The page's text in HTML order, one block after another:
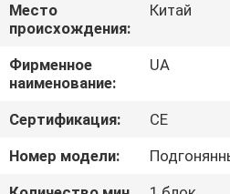
О
НАС
ПУТЕШЕСТВИЕ
ФАБРИКИ
Место
происхождения:
Китай
Фирменное
наименование:
UA
Сертификация:
CE
Номер модели: